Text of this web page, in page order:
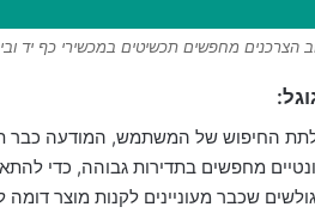
הצרכנים מחפשים תכשיטים במכשירי כף יד
החיפוש של המשתמש, המודעה כבר
מחפשים בתדירות גבוהה, כדי
שכבר מעוניינים לקנות מוצר